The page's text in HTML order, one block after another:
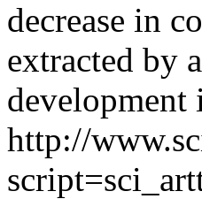
decrease in
extracted by
http://